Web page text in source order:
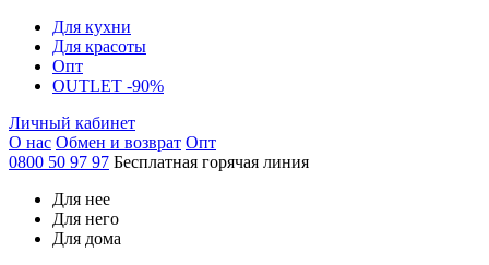
Для кухни
Для красоты
Опт
OUTLET -90%
Личный кабинет
О нас Обмен и возврат Опт
0800 50 97 97 Бесплатная горячая линия
Для нее
Для него
Для дома